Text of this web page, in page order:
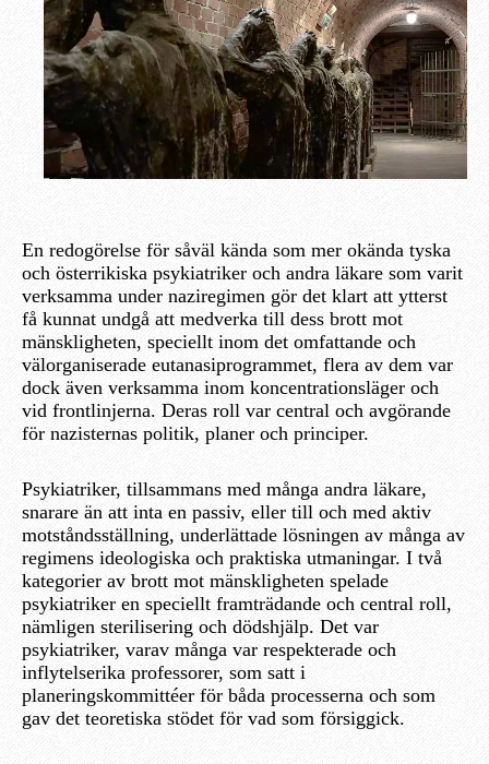
En redogörelse för såväl kända som mer okända tyska
och österrikiska psykiatriker och andra läkare som varit
verksamma under naziregimen gör det klart att ytterst
få kunnat undgå att medverka till dess brott mot
mänskligheten, speciellt inom det omfattande och
välorganiserade eutanasiprogrammet, flera av dem var
dock även verksamma inom koncentrationsläger och
vid frontlinjerna. Deras roll var central och avgörande
för nazisternas politik, planer och principer.
Psykiatriker, tillsammans med många andra läkare,
snarare än att inta en passiv, eller till och med aktiv
motståndsställning, underlättade lösningen av många av
regimens ideologiska och praktiska utmaningar. I två
kategorier av brott mot mänskligheten spelade
psykiatriker en speciellt framträdande och central roll,
nämligen sterilisering och dödshjälp. Det var
psykiatriker, varav många var respekterade och
inflytelserika professorer, som satt i
planeringskommittéer för båda processerna och som
gav det teoretiska stödet för vad som försiggick.